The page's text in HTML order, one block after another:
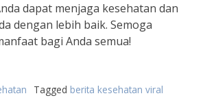
dapat menjaga kesehatan dan
dengan lebih baik. Semoga
bagi Anda semua!
Tagged berita kesehatan viral